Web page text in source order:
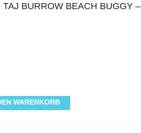
BURROW BEACH BUGGY –
WARENKORB